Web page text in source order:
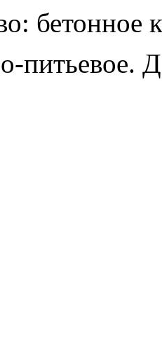
бетонное
питьевое.